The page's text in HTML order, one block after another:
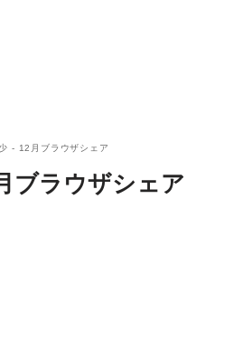
- 12月ブラウザシェア
ブラウザシェア